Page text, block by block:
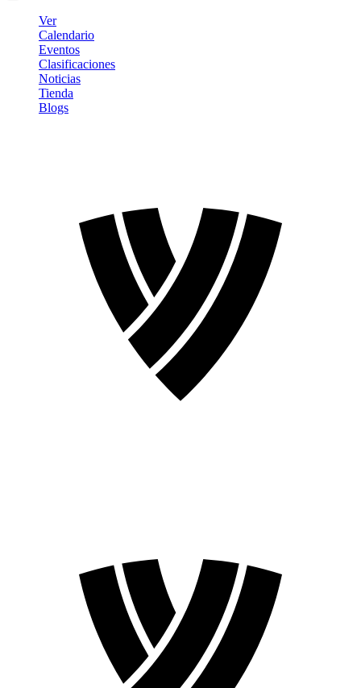
Ver
Calendario
Eventos
Clasificaciones
Noticias
Tienda
Blogs